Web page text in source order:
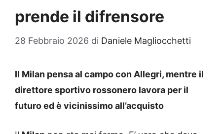
prende il difrensore
28 Febbraio 2026 di Daniele Magliocchetti
Il Milan pensa al campo con Allegri, mentre il
direttore sportivo rossonero lavora per il
futuro ed è vicinissimo all’acquisto